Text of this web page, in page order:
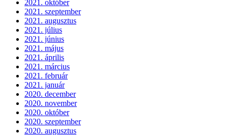
2021. október
2021. szeptember
2021. augusztus
2021. július
2021. június
2021. május
2021. április
2021. március
2021. február
2021. január
2020. december
2020. november
2020. október
2020. szeptember
2020. augusztus